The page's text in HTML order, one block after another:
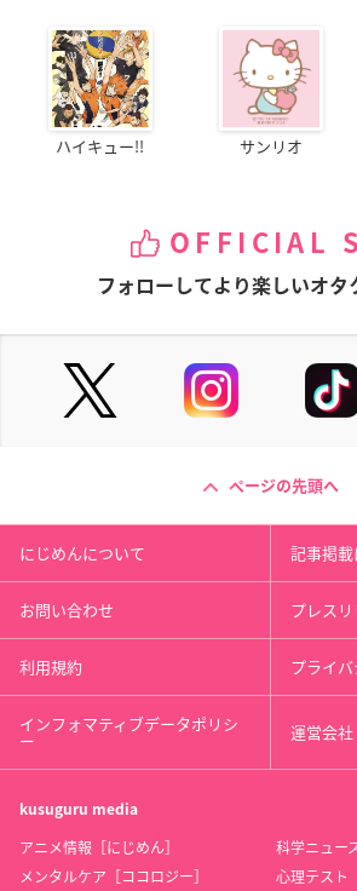
ハイキュー!! サンリオ
OFFICIAL
フォローしてより楽しいオタ
ページの先頭へ
にじめんについて 記事掲
お問い合わせ プレス
利用規約 プライ
インフォマティブデータポリシ
ー 運営会社
kusuguru media
アニメ情報［にじめん］
科学ニュー
メンタルケア［ココロジー］
心理テスト